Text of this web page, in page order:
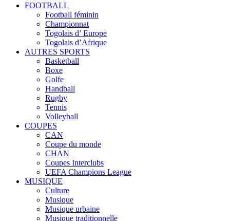
FOOTBALL
Football féminin
Championnat
Togolais d’ Europe
Togolais d’Afrique
AUTRES SPORTS
Basketball
Boxe
Golfe
Handball
Rugby
Tennis
Volleyball
COUPES
CAN
Coupe du monde
CHAN
Coupes Interclubs
UEFA Champions League
MUSIQUE
Culture
Musique
Musique urbaine
Musique traditionnelle